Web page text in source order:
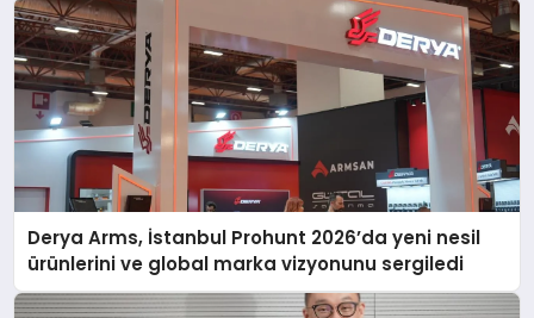
Derya Arms, İstanbul Prohunt 2026’da yeni nesil
ürünlerini ve global marka vizyonunu sergiledi